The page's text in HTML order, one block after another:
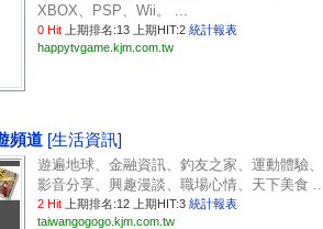
XBOX、PSP、Wii。 ...
0 Hit 上期排名:13 上期HIT:2 統計報表
happytvgame.kjm.com.tw
頻道 [生活資訊]
遊遍地球、金融資訊、釣友之家、運動體驗、
影音分享、興趣漫談、職場心情、天下美食
2 Hit 上期排名:12 上期HIT:3 統計報表
taiwangogogo.kjm.com.tw